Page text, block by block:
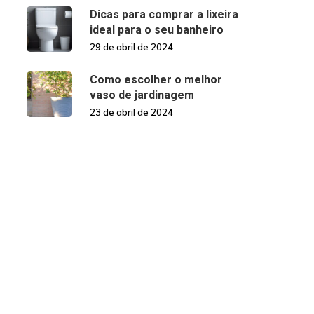
Dicas para comprar a lixeira
ideal para o seu banheiro
29 de abril de 2024
Como escolher o melhor
vaso de jardinagem
23 de abril de 2024